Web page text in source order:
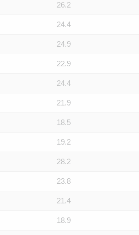
26.2
24.4
24.9
22.9
24.4
21.9
18.5
19.2
28.2
23.8
21.4
18.9